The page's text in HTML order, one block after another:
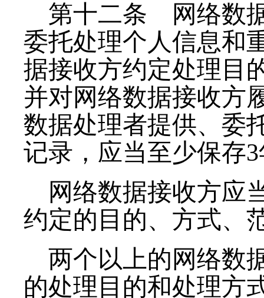
第十二条 网络数
委托处理个人信息和
据接收方约定处理目
并对网络数据接收方
数据处理者提供、委
记录，应当至少保存3
网络数据接收方应
约定的目的、方式、
两个以上的网络数
的处理目的和处理方